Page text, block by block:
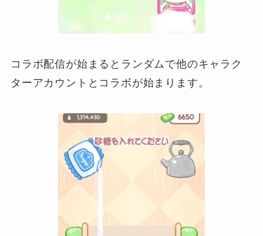
コラボ配信が始まるとランダムで他のキャラク
ターアカウントとコラボが始まります。